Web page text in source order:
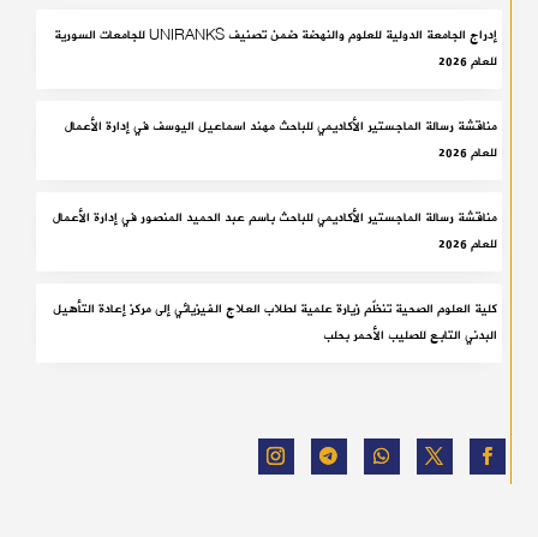
إدراج الجامعة الدولية للعلوم والنهضة ضمن تصنيف UNIRANKS للجامعات السورية
للعام 2026
مناقشة رسالة الماجستير الأكاديمي للباحث مهند اسماعيل اليوسف في إدارة الأعمال
للعام 2026
مناقشة رسالة الماجستير الأكاديمي للباحث باسم عبد الحميد المنصور في إدارة الأعمال
للعام 2026
كلية العلوم الصحية تنظّم زيارة علمية لطلاب العلاج الفيزيائي إلى مركز إعادة التأهيل
البدني التابع للصليب الأحمر بحلب